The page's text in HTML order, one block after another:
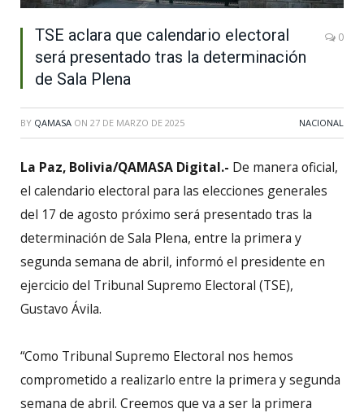
TSE aclara que calendario electoral
será presentado tras la determinación
de Sala Plena
0
BY QAMASA ON 27 DE MARZO DE 2025 NACIONAL
La Paz, Bolivia/QAMASA Digital.- De manera oficial,
el calendario electoral para las elecciones generales
del 17 de agosto próximo será presentado tras la
determinación de Sala Plena, entre la primera y
segunda semana de abril, informó el presidente en
ejercicio del Tribunal Supremo Electoral (TSE),
Gustavo Ávila.
“Como Tribunal Supremo Electoral nos hemos
comprometido a realizarlo entre la primera y segunda
semana de abril. Creemos que va a ser la primera